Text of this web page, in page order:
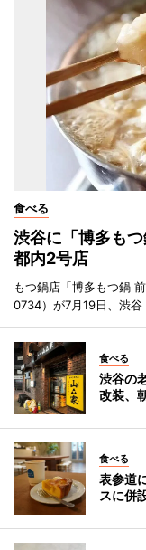
食べる
渋谷に「博多も
都内2号店
もつ鍋店「博多もつ鍋
0734）が7月19日、渋谷
食べる
渋谷の
改装、
食べる
表参道
スに併